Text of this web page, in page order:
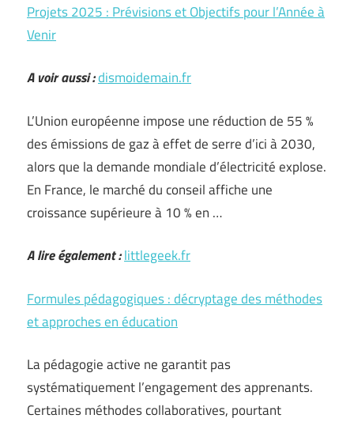
Projets 2025 : Prévisions et Objectifs pour l’Année à
Venir
A voir aussi :dismoidemain.fr
L’Union européenne impose une réduction de 55 %
des émissions de gaz à effet de serre d’ici à 2030,
alors que la demande mondiale d’électricité explose.
En France, le marché du conseil affiche une
croissance supérieure à 10 % en …
A lire également :littlegeek.fr
Formules pédagogiques : décryptage des méthodes
et approches en éducation
La pédagogie active ne garantit pas
systématiquement l’engagement des apprenants.
Certaines méthodes collaboratives, pourtant